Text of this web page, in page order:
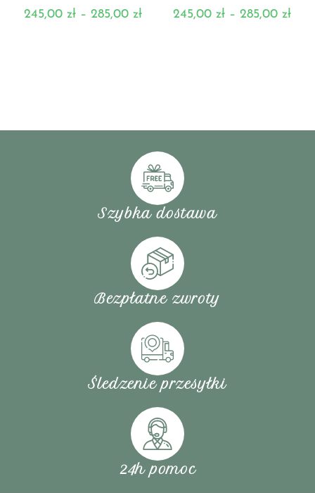
245,00zł – 285,00zł 245,00 zł – 285,00 zł
Szybka dostawa
Bezpłatne zwroty
Śledzenie przesyłki
24h pomoc